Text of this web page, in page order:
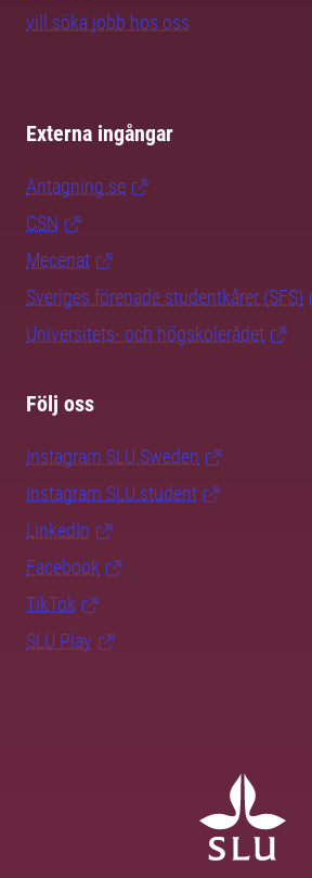
vill söka jobb hos oss
Externa ingångar
Antagning.se
CSN
Mecenat
Sveriges förenade studentkårer (SFS)
Universitets- och högskolerådet
Följ oss
Instagram SLU.Sweden
Instagram SLU.student
LinkedIn
Facebook
TikTok
SLU Play